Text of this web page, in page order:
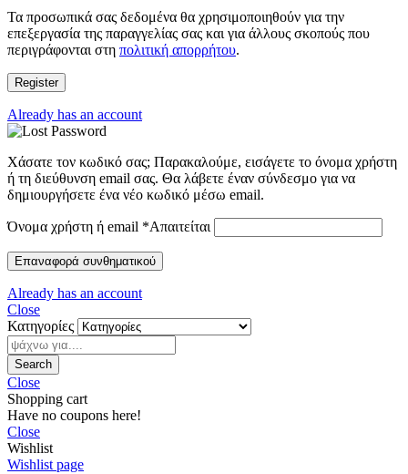
Τα προσωπικά σας δεδομένα θα χρησιμοποιηθούν για την
επεξεργασία της παραγγελίας σας και για άλλους σκοπούς που
περιγράφονται στη πολιτική απορρήτου.
Register
Already has an account
Χάσατε τον κωδικό σας; Παρακαλούμε, εισάγετε το όνομα χρήστη
ή τη διεύθυνση email σας. Θα λάβετε έναν σύνδεσμο για να
δημιουργήσετε ένα νέο κωδικό μέσω email.
Όνομα χρήστη ή email *Απαιτείται
Επαναφορά συνθηματικού
Already has an account
Close
Κατηγορίες
Search
Close
Shopping cart
Have no coupons here!
Close
Wishlist
Wishlist page